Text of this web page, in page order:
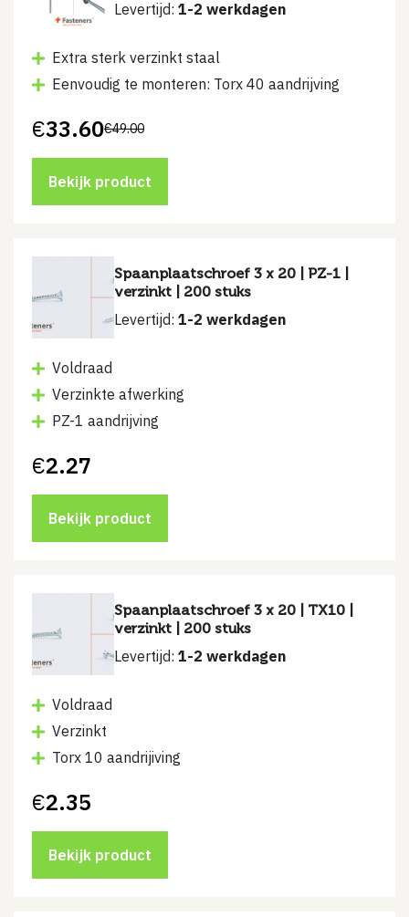
Levertijd: 1-2 werkdagen
Extra sterk verzinkt staal
Eenvoudig te monteren: Torx 40 aandrijving
€49.00
Oorspronkelijke
was:
€49.00.
€33.60
Huidige
is:
€33.60.
Bekijk product
Spaanplaatschroef 3 x 20 | PZ-1 |
verzinkt | 200 stuks
Levertijd: 1-2 werkdagen
Voldraad
Verzinkte afwerking
PZ-1 aandrijving
€2.27
Bekijk product
Spaanplaatschroef 3 x 20 | TX10 |
verzinkt | 200 stuks
Levertijd: 1-2 werkdagen
Voldraad
Verzinkt
Torx 10 aandrijiving
€2.35
Bekijk product